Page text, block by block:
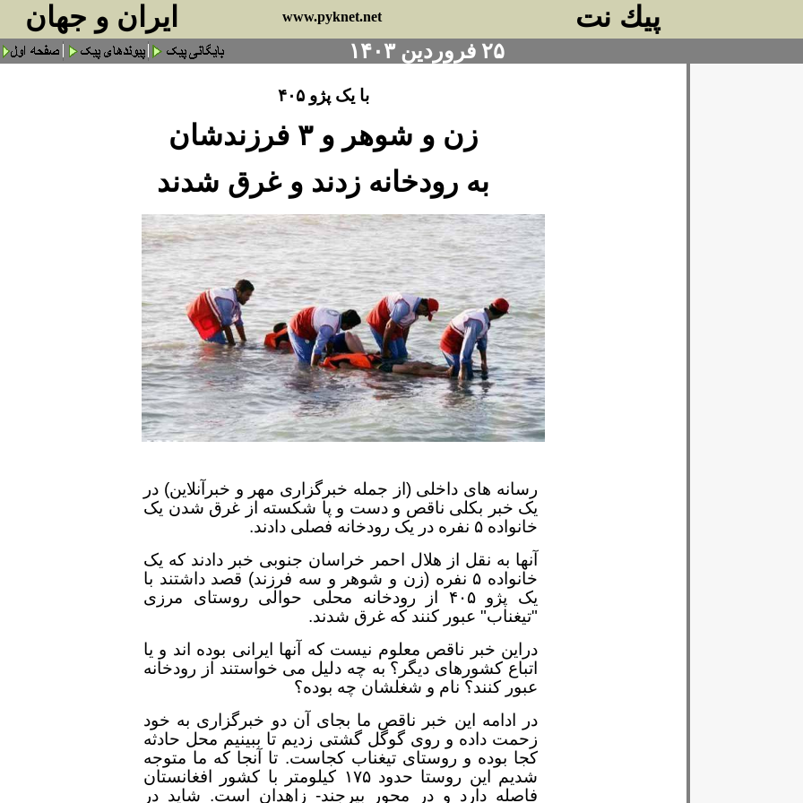
ايران و جهان www.pyknet.net پيك نت
۲۵ فروردین ۱۴۰۳
با یک پژو ۴۰۵
زن و شوهر و ۳ فرزندشان
به رودخانه زدند و غرق شدند
رسانه های داخلی (از جمله خبرگزاری مهر و خبرآنلاین) در
یک خبر بکلی ناقص و دست و پا شکسته از غرق شدن یک
خانواده ۵ نفره در یک رودخانه فصلی دادند.
آنها به نقل از هلال احمر خراسان جنوبی خبر دادند که یک
خانواده ۵ نفره (زن و شوهر و سه فرزند) قصد داشتند با
یک پژو۴۰۵
از رودخانه محلی حوالی روستای مرزی
"تیغناب" عبور کنند که غرق شدند.
دراین خبر ناقص معلوم نیست که آنها ایرانی بوده اند و یا
اتباع کشورهای دیگر؟ به چه دلیل می خواستند از رودخانه
عبور کنند؟ نام و شغلشان چه بوده؟
در ادامه این خبر ناقص ما بجای آن دو خبرگزاری به خود
زحمت داده و روی گوگل گشتی زدیم تا ببینیم محل حادثه
کجا بوده و روستای تیغناب کجاست. تا آنجا که ما متوجه
شدیم این روستا حدود۱۷۵ کیلومتر با کشور افغانستان
فاصله دارد و در محور بیرجند- زاهدان است. شاید در